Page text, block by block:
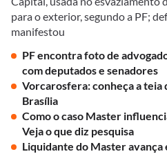
para o exterior, segundo a PF;
manifestou
PF encontra foto de
com deputados e senadores
Vorcarosfera: conheça a teia
Brasília
Como o caso Master
Veja o que diz pesquisa
Liquidante do Master avança